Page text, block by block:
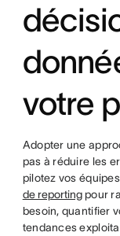
votre
Adopter une
pas à réduire les
pilotez vos
de reportingpour
besoin, quantifier
tendances